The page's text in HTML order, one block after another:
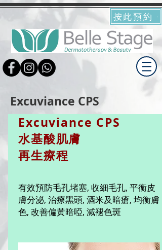
按此預約
Excuviance CPS
Excuviance CPS
水基酸肌膚
再生療程
有效預防毛孔堵塞, 收細毛孔, 平衡皮
膚分泌, 治療黑頭, 酒米及暗瘡, 均衡膚
色, 改善偏黃暗啞, 減褪色斑